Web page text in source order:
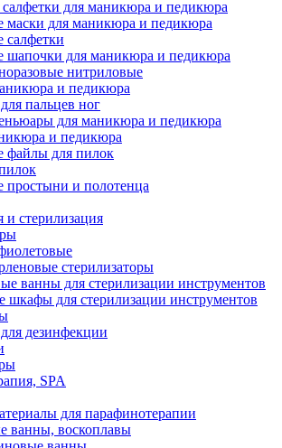
салфетки для маникюра и педикюра
маски для маникюра и педикюра
салфетки
шапочки для маникюра и педикюра
нитриловые
и педикюра
пальцев ног
для маникюра и педикюра
и педикюра
файлы для пилок
простыни и полотенца
и стерилизация
стерилизаторы
ванны для стерилизации инструментов
шкафы для стерилизации инструментов
дезинфекции
SPA
для парафинотерапии
ванны, воскоплавы